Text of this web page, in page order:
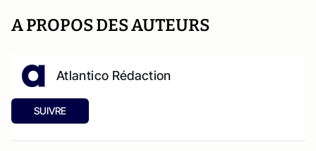
A PROPOS DES AUTEURS
Atlantico Rédaction
SUIVRE